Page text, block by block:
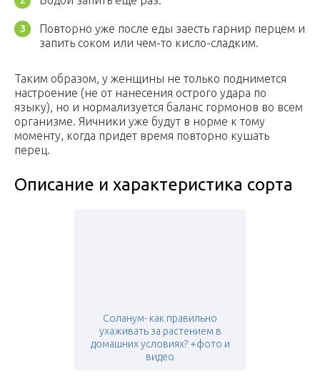
Повторно уже после еды заесть гарнир перцем и
запить соком или чем-то кисло-сладким.
Таким образом, у женщины не только поднимется
настроение (не от нанесения острого удара по
языку), но и нормализуется баланс гормонов во всем
организме. Яичники уже будут в норме к тому
моменту, когда придет время повторно кушать
перец.
Описание и характеристика сорта
Соланум- как правильно
ухаживать за растением в
домашних условиях? +фото и
видео